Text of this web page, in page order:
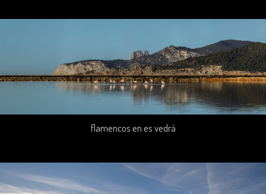
flamencos en es vedrá